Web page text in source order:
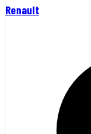
Renault